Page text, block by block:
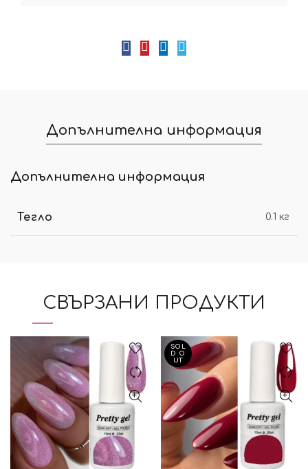
Допълнителна информация
Допълнителна информация
Тегло 0.1 кг
СВЪРЗАНИ ПРОДУКТИ
SOL
D O
UT